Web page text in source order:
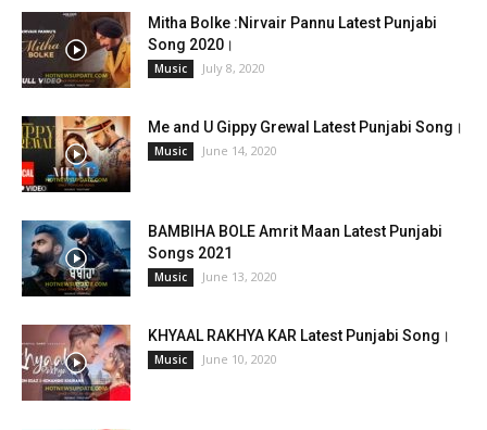
Mitha Bolke :Nirvair Pannu Latest Punjabi
Song 2020।
Music July 8, 2020
Me and U Gippy Grewal Latest Punjabi Song।
Music June 14, 2020
BAMBIHA BOLE Amrit Maan Latest Punjabi
Songs 2021
Music June 13, 2020
KHYAAL RAKHYA KAR Latest Punjabi Song।
Music June 10, 2020